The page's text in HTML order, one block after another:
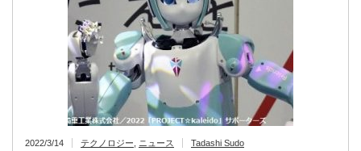
2022/3/14 テクノロジー ニュース Tadashi Sudo